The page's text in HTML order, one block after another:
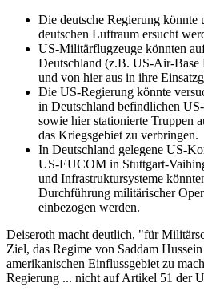
Die deutsche Regierung könnte
deutschen Luftraum ersucht
US-Militärflugzeuge könnten
Deutschland (z.B. US-Air-Base
und von hier aus in ihre
Die US-Regierung könnte
in Deutschland befindlichen
sowie hier stationierte Truppen
das Kriegsgebiet zu verbringen.
In Deutschland gelegene US-
US-EUCOM in Stuttgart-
und Infrastruktursysteme
Durchführung militärischer
einbezogen werden.
Deiseroth macht deutlich, "für
Ziel, das Regime von Saddam
amerikanischen Einflussgebiet zu
Regierung ... nicht auf Artikel 51 der